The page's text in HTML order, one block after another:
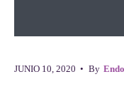
JUNIO 10, 2020 • By